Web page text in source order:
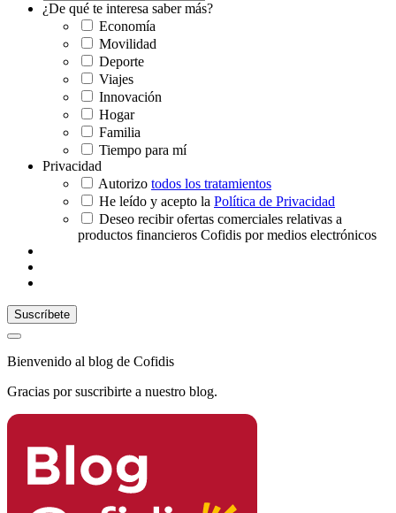
¿De qué te interesa saber más?
Economía
Movilidad
Deporte
Viajes
Innovación
Hogar
Familia
Tiempo para mí
Privacidad
Autorizo todos los tratamientos
He leído y acepto la Política de Privacidad
Deseo recibir ofertas comerciales relativas a
productos financieros Cofidis por medios electrónicos
Bienvenido al blog de Cofidis
Gracias por suscribirte a nuestro blog.